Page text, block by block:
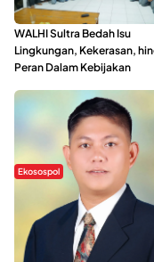
Refleksi Gerakan
WALHI Sultra Bedah Isu
Lingkungan, Kekerasan,
Peran Dalam Kebijakan
Ekosospol
Slogan Pemberdayaan Lokal
Dinilai Hanya Pemanis,
Pemuda Wilalang Kritik
Orang Luar